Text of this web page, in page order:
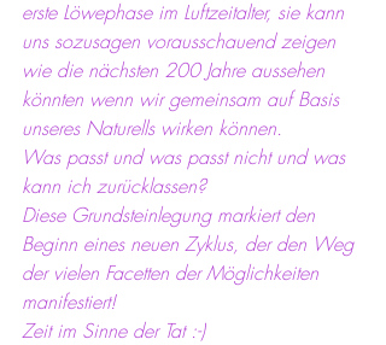
erste Löwephase im Luftzeitalter, sie kann
uns sozusagen vorausschauend zeigen
wie die nächsten 200 Jahre aussehen
könnten wenn wir gemeinsam auf Basis
unseres Naturells wirken können.
Was passt und was passt nicht und was
kann ich zurücklassen?
Diese Grundsteinlegung markiert den
Beginn eines neuen Zyklus, der den Weg
der vielen Facetten der Möglichkeiten
manifestiert!
Zeit im Sinne der Tat :-)